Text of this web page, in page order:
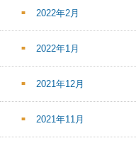
2022年2月
2022年1月
2021年12月
2021年11月